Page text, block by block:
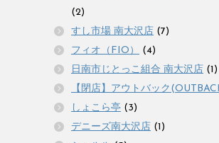
(2)
すし市場 南大沢店 (7)
フィオ（FIO）
(4)
日南市じとっこ組合 南大沢店 (1)
【閉店】アウトバック
しょこら亭 (3)
デニーズ南大沢店 (1)